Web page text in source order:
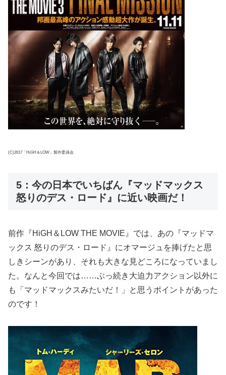
(C)2017「HiGH＆LOW」製作委員会
5：今の日本でいちばん『マッドマックス
怒りのデス・ロード』に近い映画だ！
前作『HiGH＆LOW THE MOVIE』では、あの『マッドマ
ックス 怒りのデス・ロード』にオマージュを捧げたと思
しきシーンがあり、それも大きな見どころになっていまし
た。なんと今回では……ぶっ続き大迫力アクション以外に
も「マッドマックスみたいだ！」と思うポイントがあった
のです！